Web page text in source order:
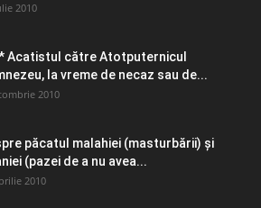
2010
Acatistul către Atotputernicul
la vreme de necaz sau de...
2010
păcatul malahiei (masturbării) şi
(pazei de a nu avea...
2010